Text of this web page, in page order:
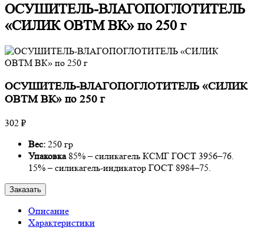
ОСУШИТЕЛЬ-ВЛАГОПОГЛОТИТЕЛЬ
«СИЛИК ОВТМ ВК» по 250 г
ОСУШИТЕЛЬ-ВЛАГОПОГЛОТИТЕЛЬ «СИЛИК
ОВТМ ВК» по 250 г
302 ₽
Вес: 250 гр
Упаковка 85% – силикагель КСМГ ГОСТ 3956–76.
15% – силикагель-индикатор ГОСТ 8984–75.
Заказать
Описание
Характеристики